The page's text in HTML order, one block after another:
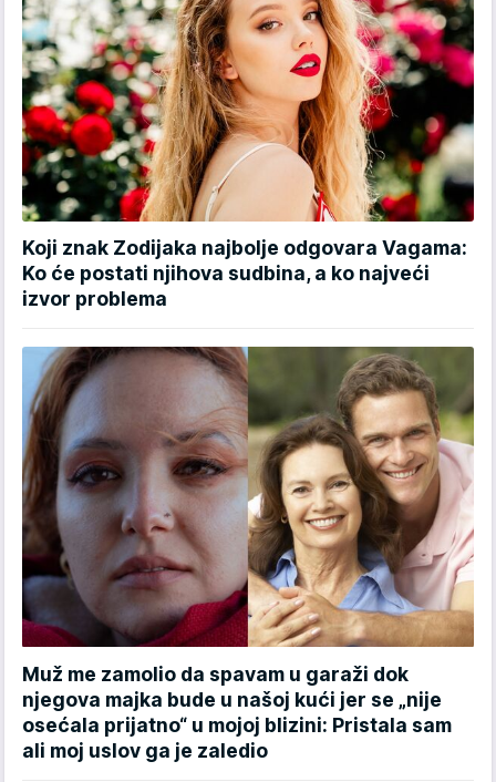
Koji znak Zodijaka najbolje odgovara Vagama:
Ko će postati njihova sudbina, a ko najveći
izvor problema
Muž me zamolio da spavam u garaži dok
njegova majka bude u našoj kući jer se „nije
osećala prijatno“ u mojoj blizini: Pristala sam
ali moj uslov ga je zaledio